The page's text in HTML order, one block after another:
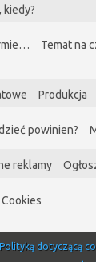
kiedy?
Temat na
Produkcja
powinien?
reklamy
Polityką dotyczącą